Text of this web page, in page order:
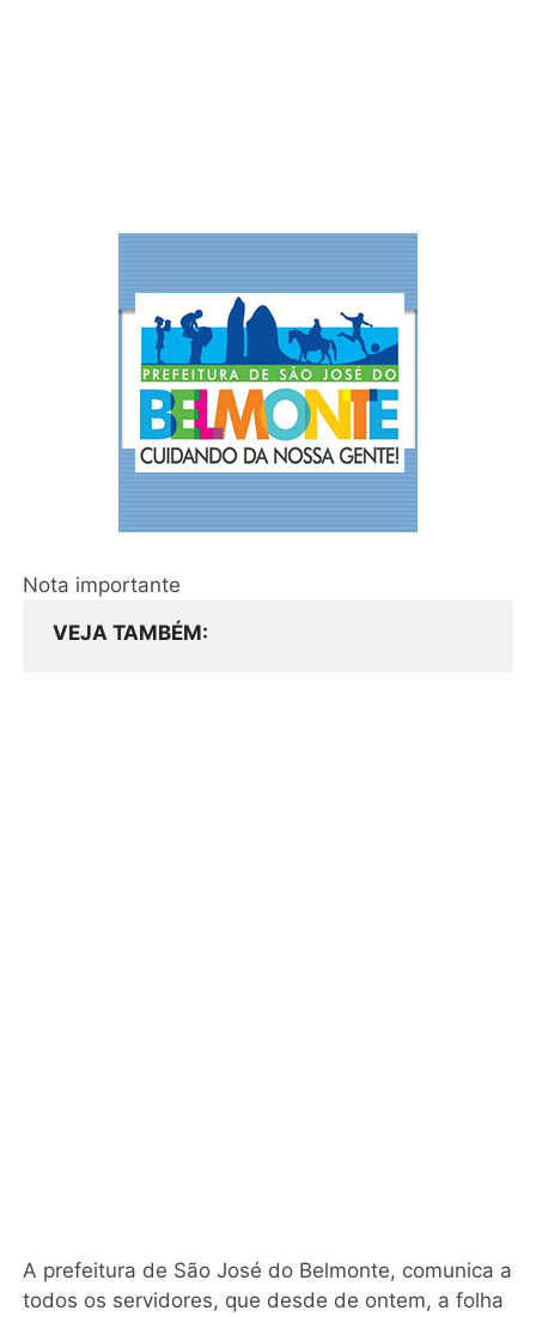
Nota importante
VEJA TAMBÉM
A prefeitura de São José do Belmonte, comunica a
todos os servidores, que desde de ontem, a folha